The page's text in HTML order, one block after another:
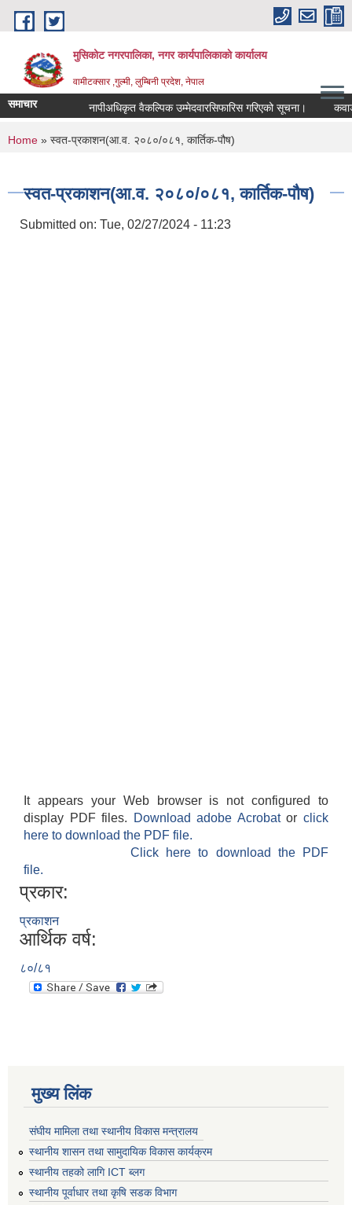
Skip to main content
मुसिकोट नगरपालिका, नगर कार्यपालिकाकाे कार्यालय
वामीटक्सार ,गुल्मी, लुम्बिनी प्रदेश, नेपाल
समाचार नापीअधिकृत वैकल्पिक उम्मेदवारसिफारिस गरिएको सूचना। कवाडी
You are here
Home » स्वत-प्रकाशन(आ.व. २०८०/०८१, कार्तिक-पौष)
स्वत-प्रकाशन(आ.व. २०८०/०८१, कार्तिक-पौष)
Submitted on: Tue, 02/27/2024 - 11:23
It appears your Web browser is not configured to
display PDF files.
Download adobe Acrobatorclick
here to download the PDF file.
Click here to download the PDF
file.
प्रकार:
प्रकाशन
आर्थिक वर्ष:
८०/८१
मुख्य लिंक
संघीय मामिला तथा स्थानीय विकास मन्त्रालय
स्थानीय शासन तथा सामुदायिक विकास कार्यक्रम
स्थानीय तहको लागि ICT ब्लग
स्थानीय पूर्वाधार तथा कृषि सडक विभाग